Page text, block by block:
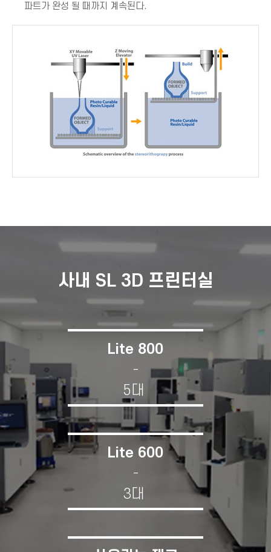
파트가 완성 될 때까지 계속된다.
사내 SL 3D 프린터실
Lite 800
-
5대
Lite 600
-
3대